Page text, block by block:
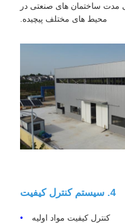
مدت ساختمان های صنعتی در
محیط های مختلف پیچیده.
4. سيستم کنترل کيفيت
کنترل کیفیت مواد اولیه